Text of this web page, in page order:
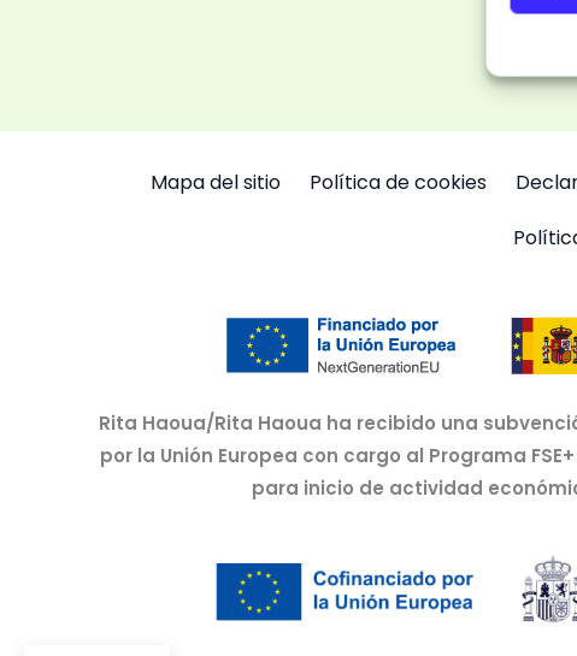
Mapa del sitio Política de cookies
Rita Haoua/Rita Haoua ha recibido una
por la Unión Europea con cargo al Programa
para inicio de actividad